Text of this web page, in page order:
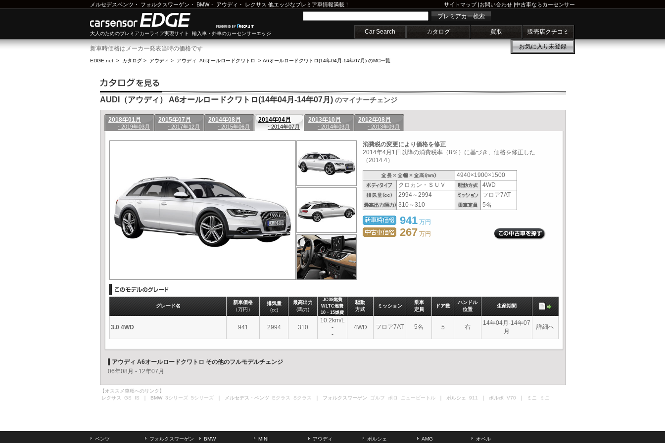
メルセデスベンツ ・ フォルクスワーゲン ・ BMW・ アウディ ・ レクサス 他エッジなプレミア車情報満載！ サイトマップ|お問い合わせ |中古車ならカーセンサー
大人のためのプレミアカーライフ実現サイト 輸入車・外車のカーセンサーエッジ
プレミアカー検索
Car Search カタログ 買取 販売店クチコミ
お気に入り未登録
新車時価格はメーカー発表当時の価格です
EDGE.net > カタログ > アウディ > アウディ A6オールロードクワトロ > A6オールロードクワトロ(14年04月-14年07月) のMC一覧
AUDI（アウディ） A6オールロードクワトロ(14年04月-14年07月) のマイナーチェンジ
2018年01月
- 2019年03月
2015年07月
- 2017年12月
2014年08月
- 2015年06月
2014年04月
- 2014年07月
2013年10月
- 2014年03月
2012年08月
- 2013年09月
消費税の変更により価格を修正
2014年4月1日以降の消費税率（8％）に基づき、価格を修正した
（2014.4）
4940×1900×1500
クロカン・ＳＵＶ
4WD
2994～2994
フロア7AT
310～310
5名
941 万円
267 万円
グレード名
新車価格
（万円）
排気量
(cc)
最高出力
(馬力)
JC08燃費
WLTC燃費
10・15燃費
駆動
方式
ミッション
乗車
定員
ドア数
ハンドル
位置
生産期間
3.0 4WD 941 2994 310
10.2km/L
-
-
4WD フロア7AT 5名 5 右
14年04月-14年07
月
詳細へ
アウディ A6オールロードクワトロ その他のフルモデルチェンジ
06年08月 - 12年07月
【オススメ車種へのリンク】
レクサス GS IS ｜ BMW 3シリーズ 5シリーズ ｜ メルセデス・ベンツ Eクラス Sクラス ｜ フォルクスワーゲン ゴルフ ポロ ニュービートル ｜ ポルシェ 911 ｜ ボルボ V70 ｜ ミニ ミニ
ベンツ フォルクスワーゲン BMW MINI アウディ ポルシェ AMG オペル